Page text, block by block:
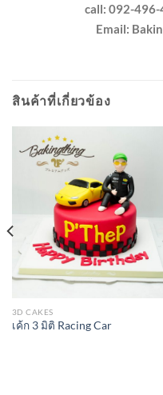
call: 092-
Email:
สินค้าที่เกี่ยวข้อง
3D CAKES
เค้ก 3 มิติ Racing Car